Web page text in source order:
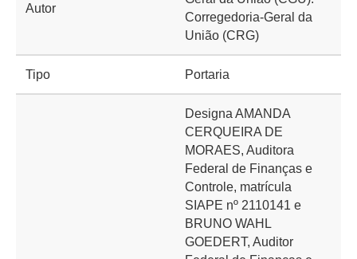
Autor
Corregedoria-Geral da
União (CRG)
Tipo Portaria
Designa AMANDA
CERQUEIRA DE
MORAES, Auditora
Federal de Finanças e
Controle, matrícula
SIAPE nº 2110141 e
BRUNO WAHL
GOEDERT, Auditor